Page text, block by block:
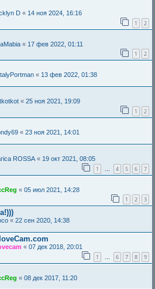
D « 14 ноя 2024, 16:16
1 2
« 17 фев 2022, 01:11
1 2
« 13 фев 2022, 01:38
« 25 ноя 2021, 19:09
1 2
« 23 ноя 2021, 14:01
ROSSA « 19 окт 2021, 08:05
1 … 4 5 6 7
« 05 июл 2021, 14:28
1 2 3
« 22 сен 2020, 14:38
« 07 дек 2018, 20:01
1 … 6 7 8 9
« 08 дек 2017, 11:20